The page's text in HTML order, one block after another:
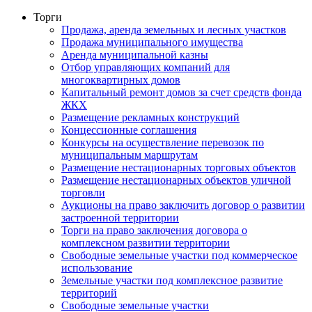
Торги
Продажа, аренда земельных и лесных участков
Продажа муниципального имущества
Аренда муниципальной казны
Отбор управляющих компаний для
многоквартирных домов
Капитальный ремонт домов за счет средств фонда
ЖКХ
Размещение рекламных конструкций
Концессионные соглашения
Конкурсы на осуществление перевозок по
муниципальным маршрутам
Размещение нестационарных торговых объектов
Размещение нестационарных объектов уличной
торговли
Аукционы на право заключить договор о развитии
застроенной территории
Торги на право заключения договора о
комплексном развитии территории
Свободные земельные участки под коммерческое
использование
Земельные участки под комплексное развитие
территорий
Свободные земельные участки